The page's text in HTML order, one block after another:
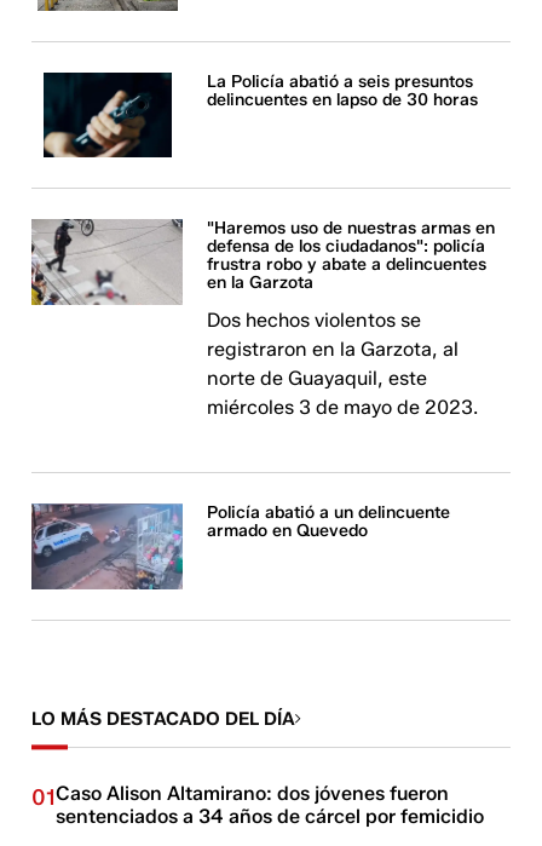
La Policía abatió a seis presuntos
delincuentes en lapso de 30 horas
"Haremos uso de nuestras armas en
defensa de los ciudadanos": policía
frustra robo y abate a delincuentes
en la Garzota
Dos hechos violentos se
registraron en la Garzota, al
norte de Guayaquil, este
miércoles 3 de mayo de 2023.
Policía abatió a un delincuente
armado en Quevedo
LO MÁS DESTACADO DEL DÍA
01Caso Alison Altamirano: dos jóvenes fueron
sentenciados a 34 años de cárcel por femicidio